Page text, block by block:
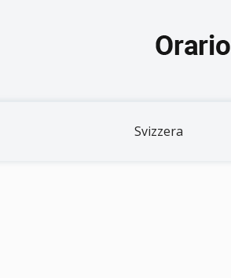
Svizzera